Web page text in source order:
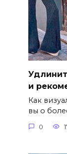
и
Как
вы о
0